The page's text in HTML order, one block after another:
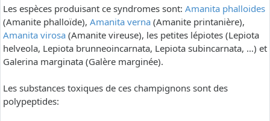
Les espèces produisant ce syndromes sont: Amanita phalloides
(Amanite phalloïde), Amanita verna (Amanite printanière),
Amanita virosa (Amanite vireuse), les petites lépiotes (Lepiota
helveola, Lepiota brunneoincarnata, Lepiota subincarnata, …) et
Galerina marginata (Galère marginée).
Les substances toxiques de ces champignons sont des
polypeptides: